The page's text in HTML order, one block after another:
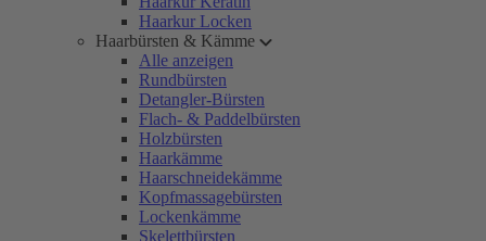
Haarkur Locken
Haarbürsten & Kämme
Alle anzeigen
Rundbürsten
Detangler-Bürsten
Flach- & Paddelbürsten
Holzbürsten
Haarkämme
Haarschneidekämme
Kopfmassagebürsten
Lockenkämme
Skelettbürsten